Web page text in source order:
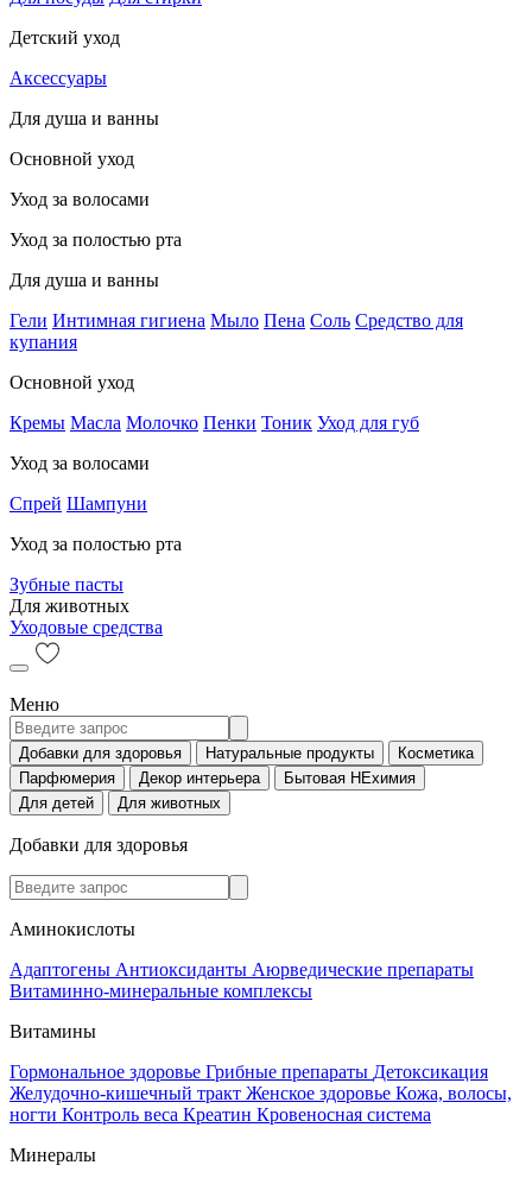
Детский уход
Аксессуары
Для душа и ванны
Основной уход
Уход за волосами
Уход за полостью рта
Для душа и ванны
Гели Интимная гигиена Мыло Пена Соль Средство для
купания
Основной уход
Кремы Масла Молочко Пенки Тоник Уход для губ
Уход за волосами
Спрей Шампуни
Уход за полостью рта
Зубные пасты
Для животных
Уходовые средства
Меню
Добавки для здоровья Натуральные продукты
Косметика
Парфюмерия
Декор интерьера
Бытовая НЕхимия
Для детей
Для животных
Добавки для здоровья
Аминокислоты
Адаптогены Антиоксиданты Аюрведические препараты
Витаминно-минеральные комплексы
Витамины
Гормональное здоровье Грибные препараты Детоксикация
Желудочно-кишечный тракт Женское здоровье Кожа, волосы,
ногти Контроль веса Креатин Кровеносная система
Минералы